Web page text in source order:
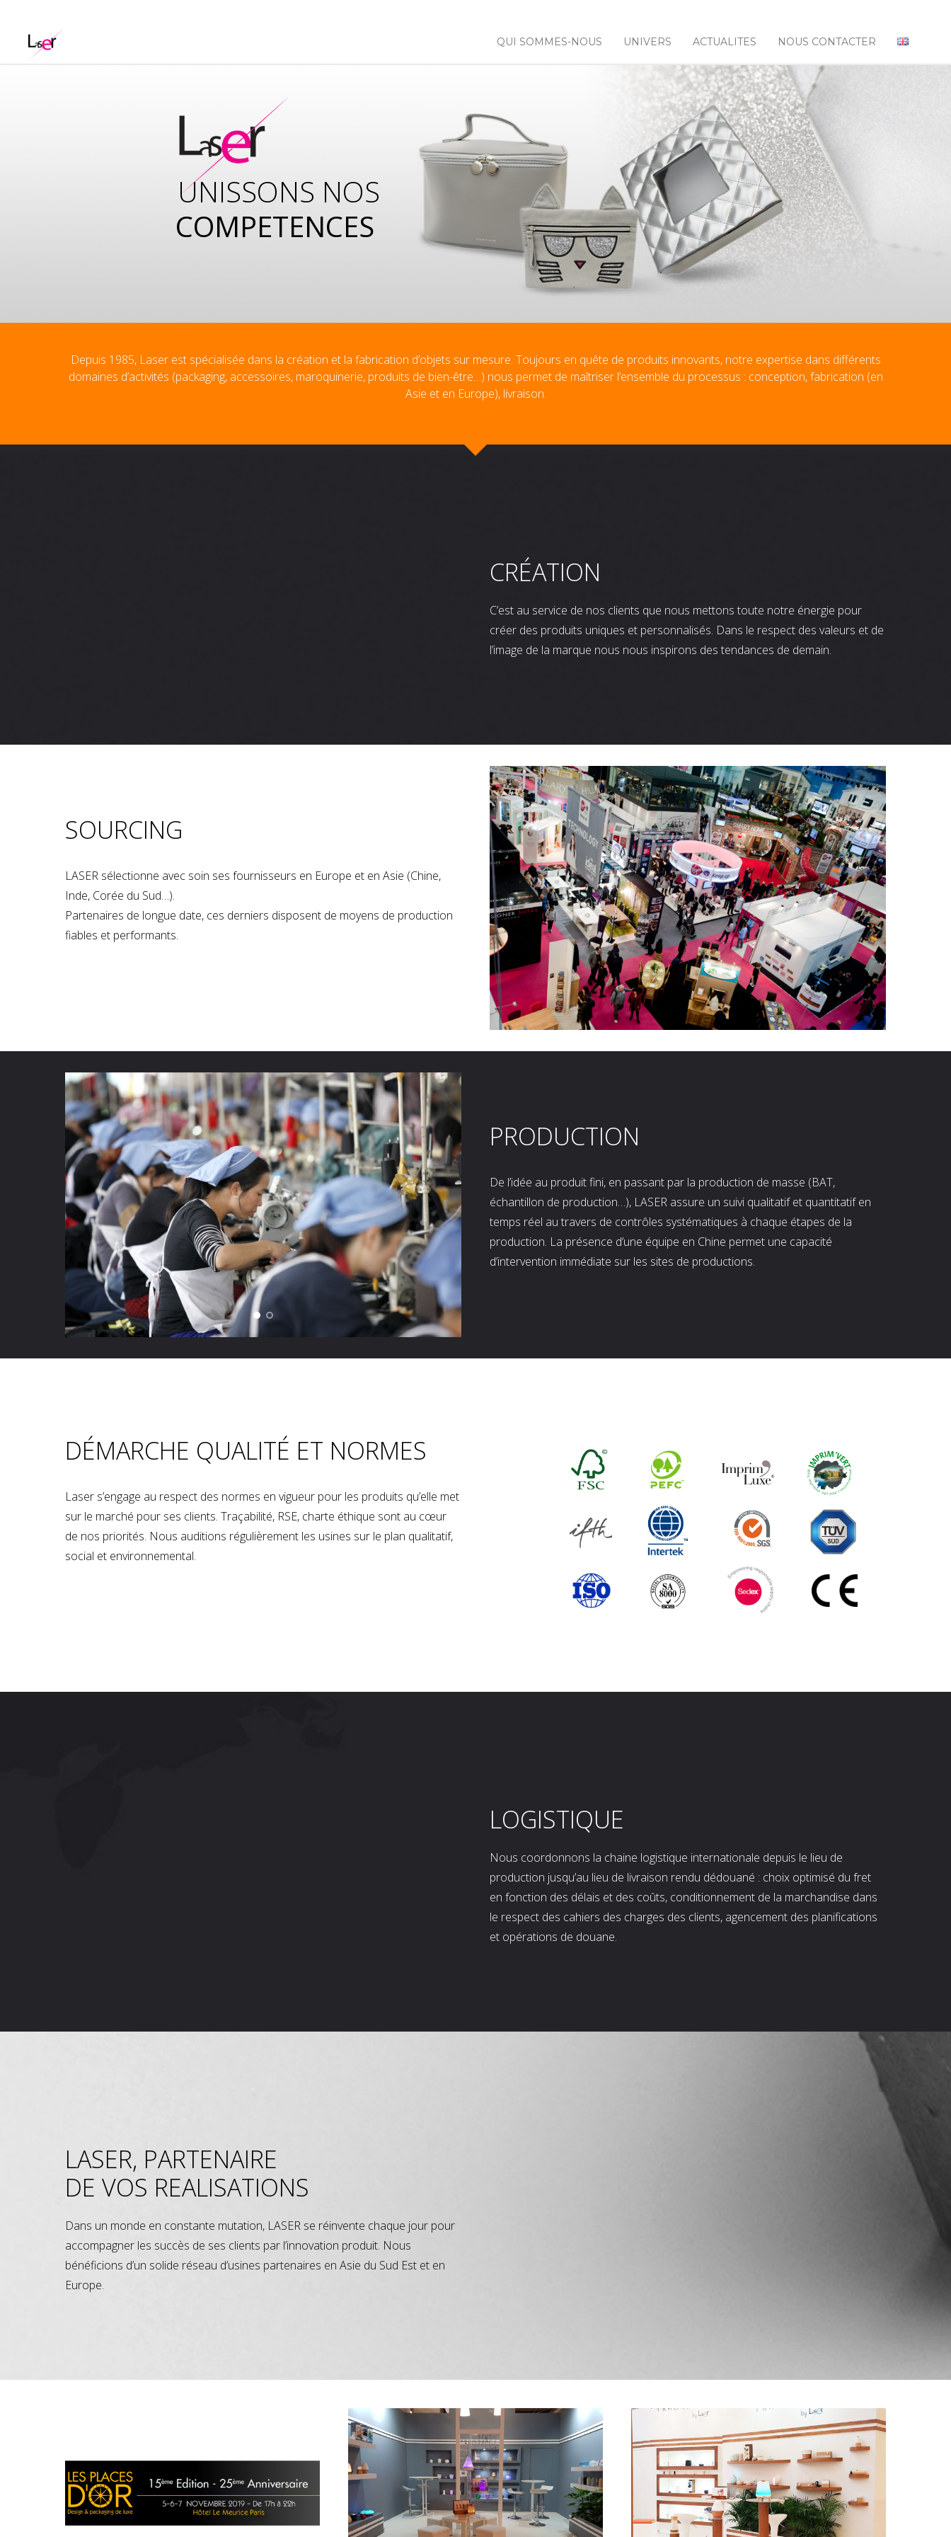
QUI SOMMES-NOUS UNIVERS ACTUALITES NOUS CONTACTER
COMPETENCES
UNISSONS NOS
Depuis 1985, Laser est spécialisée dans la création et la fabrication d’objets sur mesure. Toujours en quête de produits innovants, notre expertise dans différents
domaines d’activités (packaging, accessoires, maroquinerie, produits de bien-être…) nous permet de maîtriser l’ensemble du processus : conception, fabrication (en
Asie et en Europe), livraison.
CRÉATION
C’est au service de nos clients que nous mettons toute notre énergie pour
créer des produits uniques et personnalisés. Dans le respect des valeurs et de
l’image de la marque nous nous inspirons des tendances de demain.
SOURCING
LASER sélectionne avec soin ses fournisseurs en Europe et en Asie (Chine,
Inde, Corée du Sud…).
Partenaires de longue date, ces derniers disposent de moyens de production
fiables et performants.
PRODUCTION
De l’idée au produit fini, en passant par la production de masse (BAT,
échantillon de production…), LASER assure un suivi qualitatif et quantitatif en
temps réel au travers de contrôles systématiques à chaque étapes de la
production. La présence d’une équipe en Chine permet une capacité
d’intervention immédiate sur les sites de productions.
DÉMARCHE QUALITÉ ET NORMES
Laser s’engage au respect des normes en vigueur pour les produits qu’elle met
sur le marché pour ses clients. Traçabilité, RSE, charte éthique sont au cœur
de nos priorités. Nous auditions régulièrement les usines sur le plan qualitatif,
social et environnemental.
LOGISTIQUE
Nous coordonnons la chaine logistique internationale depuis le lieu de
production jusqu’au lieu de livraison rendu dédouané : choix optimisé du fret
en fonction des délais et des coûts, conditionnement de la marchandise dans
le respect des cahiers des charges des clients, agencement des planifications
et opérations de douane.
LASER, PARTENAIRE
DE VOS REALISATIONS
Dans un monde en constante mutation, LASER se réinvente chaque jour pour
accompagner les succès de ses clients par l’innovation produit. Nous
bénéficions d’un solide réseau d’usines partenaires en Asie du Sud Est et en
Europe.